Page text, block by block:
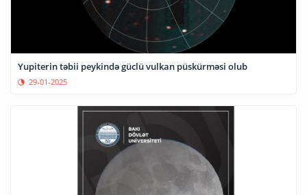
Yupiterin təbii peykində güclü vulkan püskürməsi olub
29-01-2025